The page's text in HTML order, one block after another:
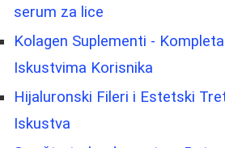
serum za lice
Kolagen Suplementi -
Iskustvima Korisnika
Hijaluronski Fileri i Estetski
Iskustva